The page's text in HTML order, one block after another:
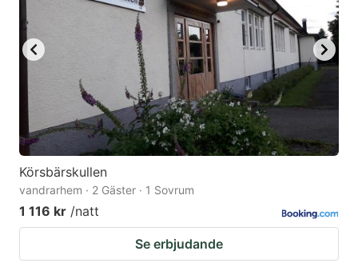
Körsbärskullen
vandrarhem · 2 Gäster · 1 Sovrum
1 116 kr /natt
Se erbjudande